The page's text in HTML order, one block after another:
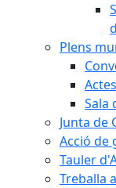
Plens
Sala
Junta de
Acció de
Tauler
Treballa